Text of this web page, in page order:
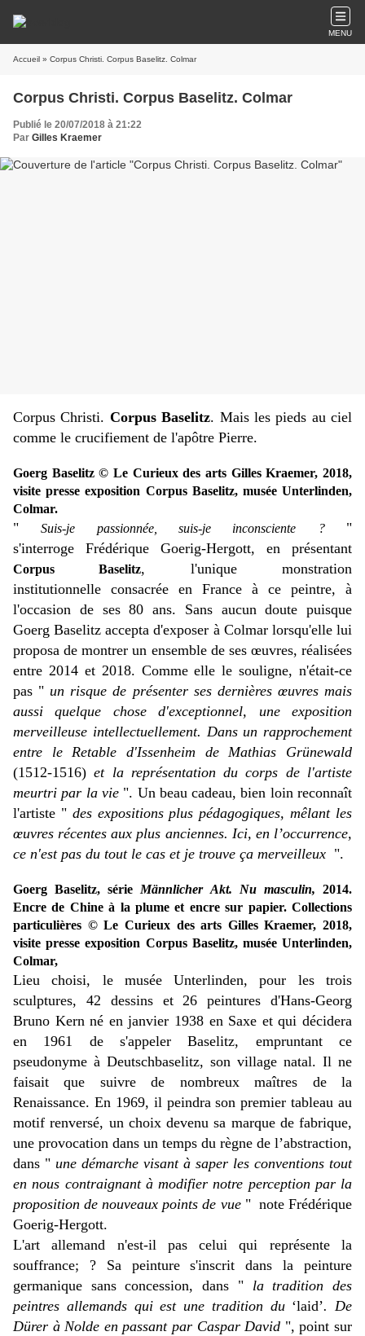
MENU
Accueil » Corpus Christi. Corpus Baselitz. Colmar
Corpus Christi. Corpus Baselitz. Colmar
Publié le 20/07/2018 à 21:22
Par Gilles Kraemer
Corpus Christi. Corpus Baselitz. Mais les pieds au ciel
comme le crucifiement de l'apôtre Pierre.
Goerg Baselitz © Le Curieux des arts Gilles Kraemer, 2018,
visite presse exposition Corpus Baselitz, musée Unterlinden,
Colmar.
"Suis-je passionnée, suis-je inconsciente ? "
s'interroge Frédérique Goerig-Hergott, en présentant
Corpus Baselitz, l'unique monstration
institutionnelle consacrée en France à ce peintre, à
l'occasion de ses 80 ans. Sans aucun doute puisque
Goerg Baselitz accepta d'exposer à Colmar lorsqu'elle lui
proposa de montrer un ensemble de ses œuvres, réalisées
entre 2014 et 2018. Comme elle le souligne, n'était-ce
pas " un risque de présenter ses dernières œuvres mais
aussi quelque chose d'exceptionnel, une exposition
merveilleuse intellectuellement. Dans un rapprochement
entre le Retable d'Issenheim de Mathias Grünewald
(1512-1516) et la représentation du corps de l'artiste
meurtri par la vie ". Un beau cadeau, bien loin reconnaît
l'artiste " des expositions plus pédagogiques, mêlant les
œuvres récentes aux plus anciennes. Ici, en l’occurrence,
ce n'est pas du tout le cas et je trouve ça merveilleux ".
Goerg Baselitz, série Männlicher Akt. Nu masculin, 2014.
Encre de Chine à la plume et encre sur papier. Collections
particulières © Le Curieux des arts Gilles Kraemer, 2018,
visite presse exposition Corpus Baselitz, musée Unterlinden,
Colmar,
Lieu choisi, le musée Unterlinden, pour les trois
sculptures, 42 dessins et 26 peintures d'Hans-Georg
Bruno Kern né en janvier 1938 en Saxe et qui décidera
en 1961 de s'appeler Baselitz, empruntant ce
pseudonyme à Deutschbaselitz, son village natal. Il ne
faisait que suivre de nombreux maîtres de la
Renaissance. En 1969, il peindra son premier tableau au
motif renversé, un choix devenu sa marque de fabrique,
une provocation dans un temps du règne de l’abstraction,
dans " une démarche visant à saper les conventions tout
en nous contraignant à modifier notre perception par la
proposition de nouveaux points de vue" note Frédérique
Goerig-Hergott.
L'art allemand n'est-il pas celui qui représente la
souffrance; ? Sa peinture s'inscrit dans la peinture
germanique sans concession, dans " la tradition des
peintres allemands qui est une tradition du ‘laid’. De
Dürer à Nolde en passant par Caspar David ", point sur